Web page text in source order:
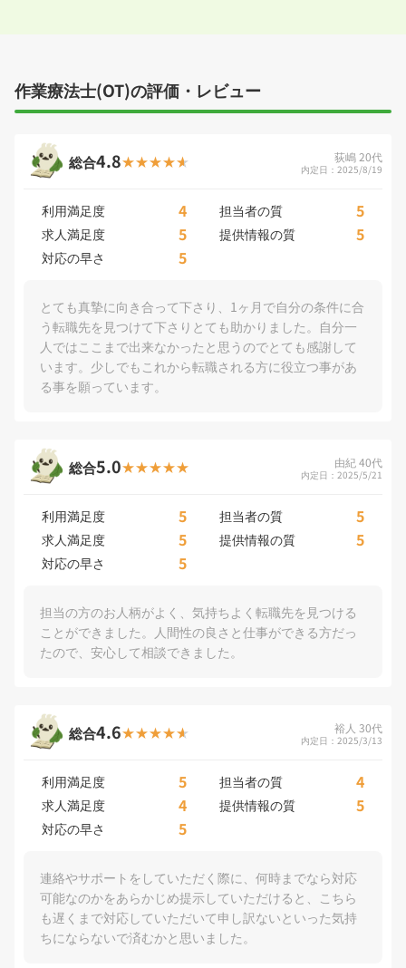
作業療法士(OT)の評価・レビュー
総合4.8 荻嶋 20代
内定日：2025/8/19
利用満足度 4 担当者の質 5
求人満足度 5 提供情報の質 5
対応の早さ 5
とても真摯に向き合って下さり、1ヶ月で自分の条件に合
う転職先を見つけて下さりとても助かりました。自分一
人ではここまで出来なかったと思うのでとても感謝して
います。少しでもこれから転職される方に役立つ事があ
る事を願っています。
総合5.0 由紀 40代
内定日：2025/5/21
利用満足度 5 担当者の質 5
求人満足度 5 提供情報の質 5
対応の早さ 5
担当の方のお人柄がよく、気持ちよく転職先を見つける
ことができました。人間性の良さと仕事ができる方だっ
たので、安心して相談できました。
総合4.6 裕人 30代
内定日：2025/3/13
利用満足度 5 担当者の質 4
求人満足度 4 提供情報の質 5
対応の早さ 5
連絡やサポートをしていただく際に、何時までなら対応
可能なのかをあらかじめ提示していただけると、こちら
も遅くまで対応していただいて申し訳ないといった気持
ちにならないで済むかと思いました。